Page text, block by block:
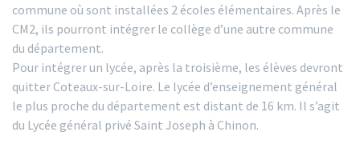
commune où sont installées 2 écoles élémentaires. Après le
CM2, ils pourront intégrer le collège d’une autre commune
du département.
Pour intégrer un lycée, après la troisième, les élèves devront
quitter Coteaux-sur-Loire. Le lycée d’enseignement général
le plus proche du département est distant de 16 km. Il s’agit
du Lycée général privé Saint Joseph à Chinon.